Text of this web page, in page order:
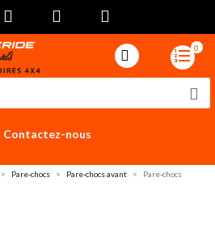
0
Contactez-nous
Pare-chocs Pare-chocs avant
Pare-chocs